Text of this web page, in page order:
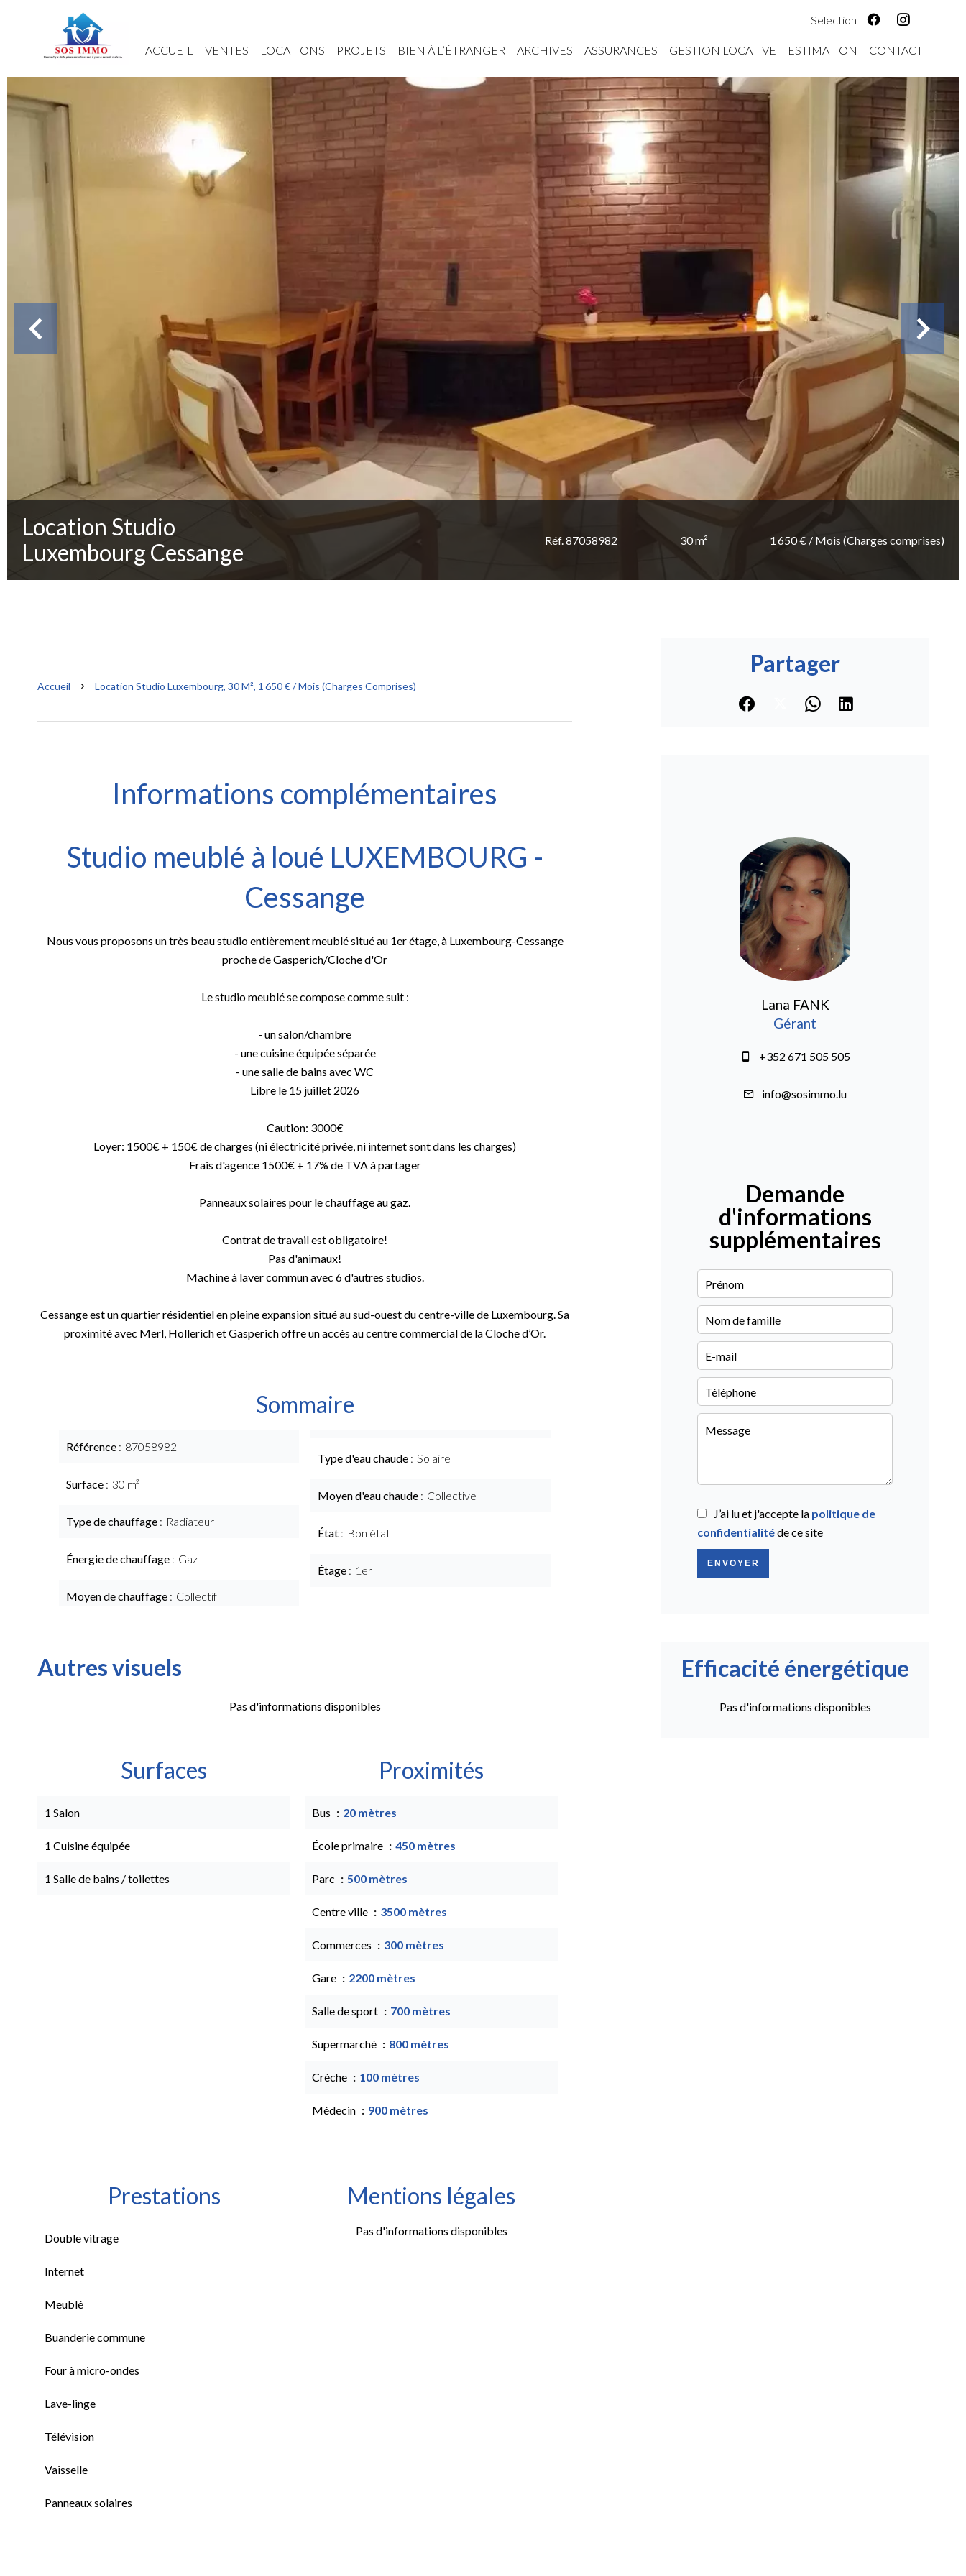
Selection
ACCUEIL VENTES LOCATIONS PROJETS BIEN À L’ÉTRANGER ARCHIVES ASSURANCES GESTION LOCATIVE ESTIMATION CONTACT
Location Studio
Luxembourg Cessange
Réf. 87058982 30 m² 1 650 € / Mois (Charges comprises)
Accueil Location Studio Luxembourg, 30 M², 1 650 € / Mois (Charges Comprises)
Informations complémentaires
Studio meublé à loué LUXEMBOURG -
Cessange
Nous vous proposons un très beau studio entièrement meublé situé au 1er étage, à Luxembourg-Cessange
proche de Gasperich/Cloche d'Or
Le studio meublé se compose comme suit :
- un salon/chambre
- une cuisine équipée séparée
- une salle de bains avec WC
Libre le 15 juillet 2026
Caution: 3000€
Loyer: 1500€ + 150€ de charges (ni électricité privée, ni internet sont dans les charges)
Frais d'agence 1500€ + 17% de TVA à partager
Panneaux solaires pour le chauffage au gaz.
Contrat de travail est obligatoire!
Pas d'animaux!
Machine à laver commun avec 6 d'autres studios.
Cessange est un quartier résidentiel en pleine expansion situé au sud-ouest du centre-ville de Luxembourg. Sa
proximité avec Merl, Hollerich et Gasperich offre un accès au centre commercial de la Cloche d’Or.
Sommaire
Référence 87058982
Surface 30 m²
Type de chauffage Radiateur
Énergie de chauffage Gaz
Moyen de chauffage Collectif
Type d'eau chaude Solaire
Moyen d'eau chaude Collective
État Bon état
Étage 1er
Autres visuels
Pas d'informations disponibles
Surfaces
1 Salon
1 Cuisine équipée
1 Salle de bains / toilettes
Proximités
Bus 20 mètres
École primaire 450 mètres
Parc 500 mètres
Centre ville 3500 mètres
Commerces 300 mètres
Gare 2200 mètres
Salle de sport 700 mètres
Supermarché 800 mètres
Crèche 100 mètres
Médecin 900 mètres
Prestations
Double vitrage
Internet
Meublé
Buanderie commune
Four à micro-ondes
Lave-linge
Télévision
Vaisselle
Panneaux solaires
Mentions légales
Pas d'informations disponibles
Partager
Lana FANK
Gérant
+352 671 505 505
info@sosimmo.lu
Demande
d'informations
supplémentaires
J’ai lu et j'accepte la politique de
confidentialitéde ce site
ENVOYER
Efficacité énergétique
Pas d'informations disponibles